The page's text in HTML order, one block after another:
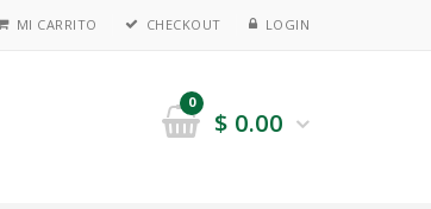
MI CARRITO CHECKOUT LOGIN
0
$ 0.00